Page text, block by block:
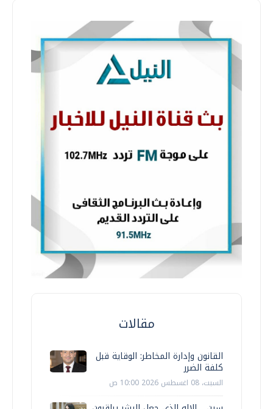
مقالات
القانون وإدارة المخاطر: الوقاية قبل
كلفة الضرر
السبت، 08 اغسطس 2026 10:00 ص